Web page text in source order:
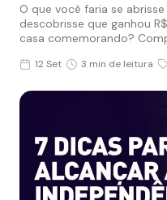
O que você faria se
descobrisse que ganhou
casa comemorando?
12 Set 3 min de leitura